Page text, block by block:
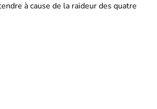
à cause de la raideur des quatre